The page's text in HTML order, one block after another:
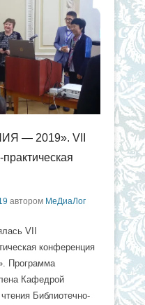
— 2019». VII
автором МеДиаЛог
VII
конференция
Программа
Кафедрой
Библиотечно-